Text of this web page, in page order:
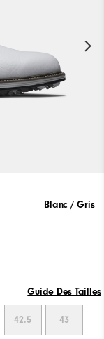
Blanc / Gris
Guide Des Tailles
42.5 43